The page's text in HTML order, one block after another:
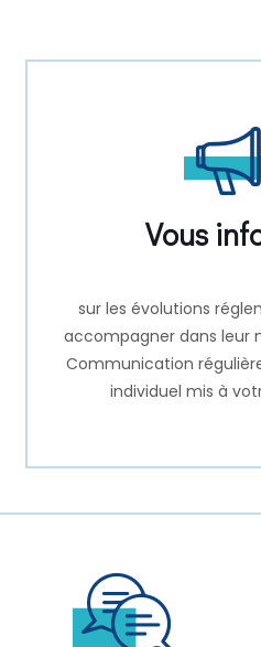
Vous
sur les évolutions
accompagner dans leur
Communication
individuel mis à